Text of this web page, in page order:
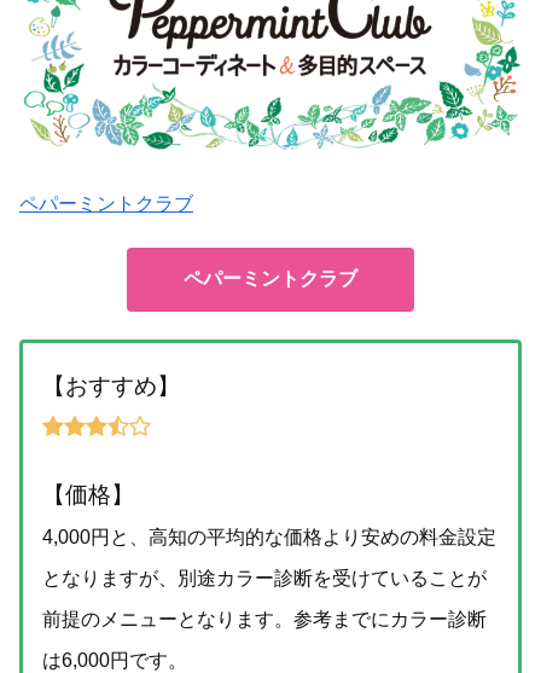
ペパーミントクラブ
ペパーミントクラブ
【おすすめ】
【価格】
4,000円と、高知の平均的な価格より安めの料金設定
となりますが、別途カラー診断を受けていることが
前提のメニューとなります。参考までにカラー診断
は6,000円です。